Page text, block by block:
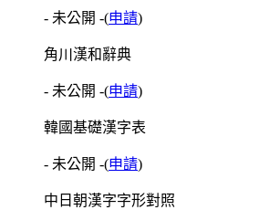
- 未公開 -(申請)
角川漢和辭典
- 未公開 -(申請)
韓國基礎漢字表
- 未公開 -(申請)
中日朝漢字字形對照